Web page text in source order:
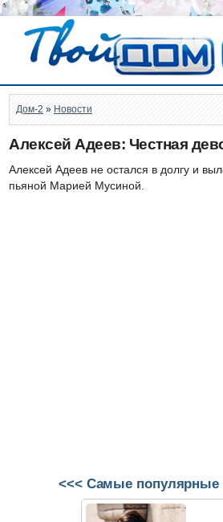
Дом-2 » Новости
Алексей Адеев: Честная
Алексей Адеев не остался в долгу и
пьяной Марией Мусиной.
<<< Самые популярные